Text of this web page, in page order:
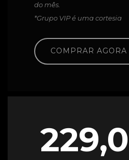
do mês.
*Grupo VIP é uma cortesia
COMPRAR AGORA